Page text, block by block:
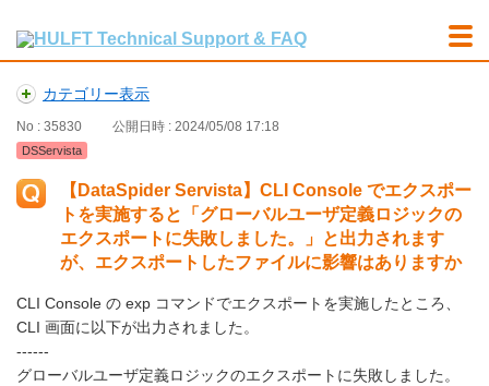
カテゴリー表示
No : 35830 公開日時 : 2024/05/08 17:18
DSServista
【DataSpider Servista】CLI Console でエクスポー
トを実施すると「グローバルユーザ定義ロジックの
エクスポートに失敗しました。」と出力されます
が、エクスポートしたファイルに影響はありますか
CLI Console の exp コマンドでエクスポートを実施したところ、
CLI 画面に以下が出力されました。
------
グローバルユーザ定義ロジックのエクスポートに失敗しました。